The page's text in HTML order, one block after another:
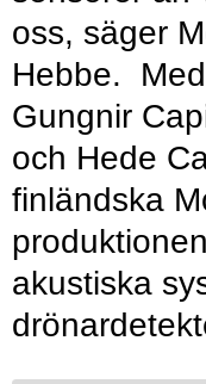
oss, säger
Hebbe.
Gungnir
och Hede
finländska
akustiska